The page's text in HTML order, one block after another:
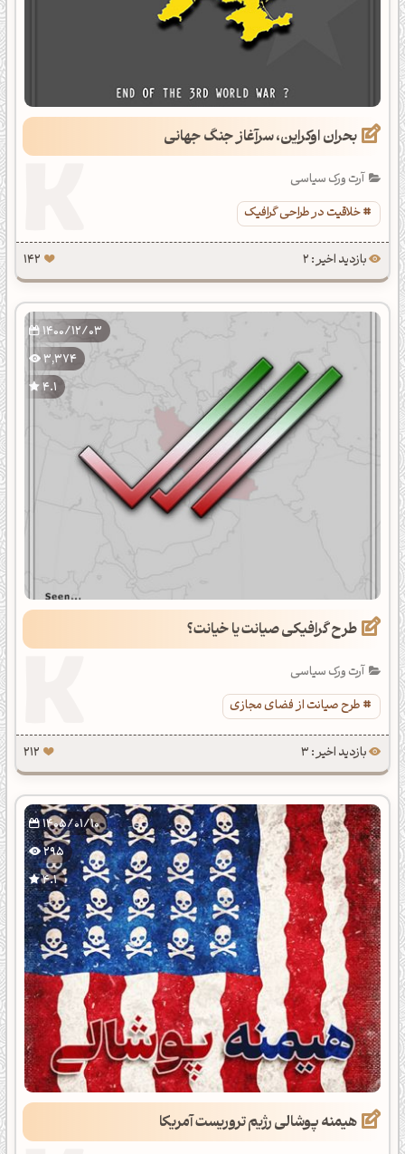
بحران اوکراین، سرآغاز جنگ جهانی
آرت ورک سیاسی
خلاقیت در طراحی گرافیک
بازدید اخیر : 2 142
1400/12/03
3,374
4.1
طرح گرافیکی صیانت یا خیانت؟
آرت ورک سیاسی
طرح صیانت از فضای مجازی
بازدید اخیر : 3 212
1405/01/10
295
4.1
هیمنه پوشالی رژیم تروریست آمریکا